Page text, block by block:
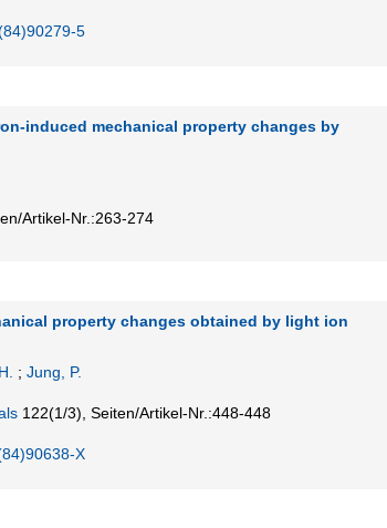
5
induced mechanical property changes by
Artikel-Nr.:263-274
property changes obtained by light ion
; Jung, P.
122(1/3) Seiten/Artikel-Nr.:448-448
X